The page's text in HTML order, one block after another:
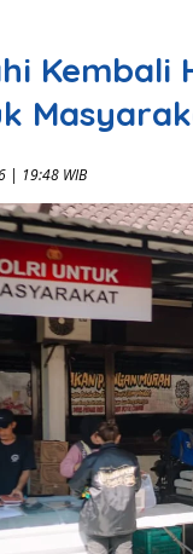
| 19:48 WIB